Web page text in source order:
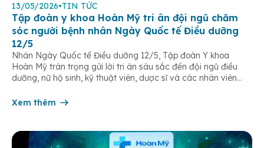
13/05/2026•TIN TỨC
Tập đoàn y khoa Hoàn Mỹ tri ân đội ngũ chăm
sóc người bệnh nhân Ngày Quốc tế Điều dưỡng
12/5
Nhân Ngày Quốc tế Điều dưỡng 12/5, Tập đoàn Y khoa
Hoàn Mỹ trân trọng gửi lời tri ân sâu sắc đến đội ngũ điều
dưỡng, nữ hộ sinh, kỹ thuật viên, dược sĩ và các nhân viên
âm thầm đồng hành trên […]
Xem thêm